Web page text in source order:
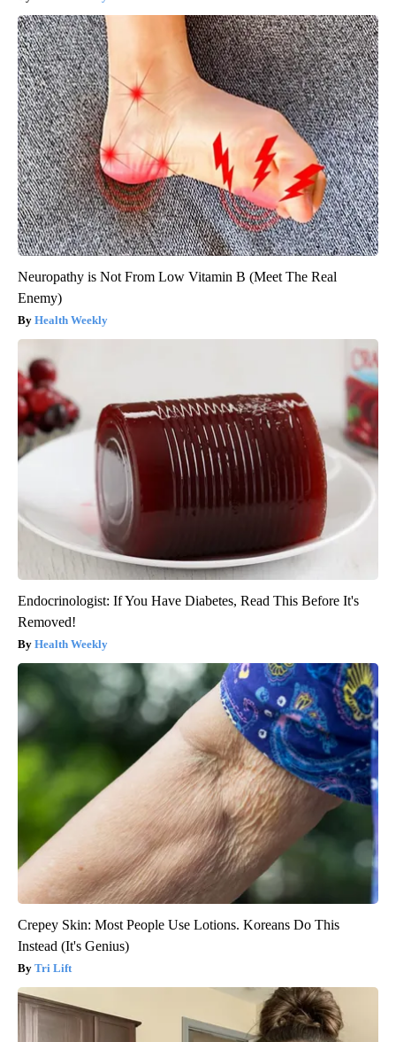
Neuropathy is Not From Low Vitamin B (Meet The Real
Enemy)
Health Weekly
Endocrinologist: If You Have Diabetes, Read This Before It's
Removed!
Health Weekly
Crepey Skin: Most People Use Lotions. Koreans Do This
Instead (It's Genius)
Tri Lift